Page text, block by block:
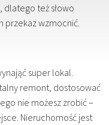
dlatego też słowo
przekaz wzmocnić.
super lokal.
remont, dostosować
nie możesz zrobić –
Nieruchomość jest